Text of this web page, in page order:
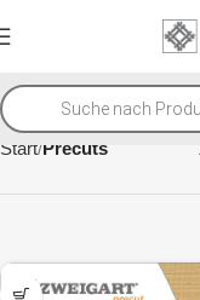
Start Precuts